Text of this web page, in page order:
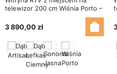
telewizor 200 cm Wiśnia Porto –
3 890,00 zł